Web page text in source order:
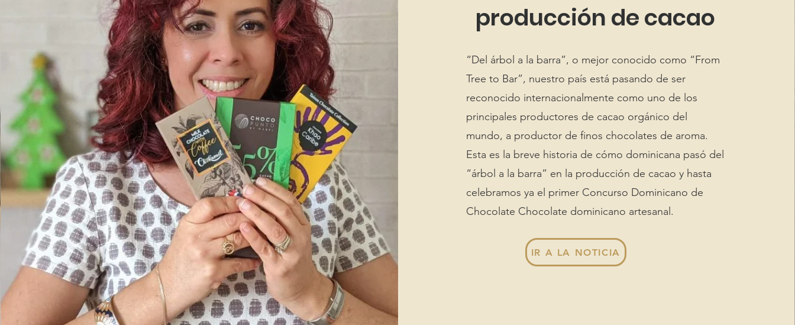
producción de cacao
“Del árbol a la barra”, o mejor conocido como “From
Tree to Bar”, nuestro país está pasando de ser
reconocido internacionalmente como uno de los
principales productores de cacao orgánico del
mundo, a productor de finos chocolates de aroma.
Esta es la breve historia de cómo dominicana pasó del
“árbol a la barra” en la producción de cacao y hasta
celebramos ya el primer Concurso Dominicano de
Chocolate Chocolate dominicano artesanal.
IR A LA NOTICIA